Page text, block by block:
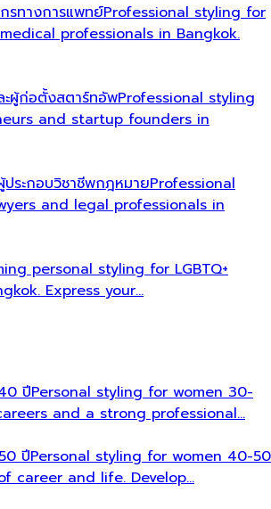
รทางการแพทย์Professional styling for
professionals in Bangkok.
ะผู้ก่อตั้งสตาร์ทอัพProfessional styling
and startup founders in
ประกอบวิชาชีพกฎหมายProfessional
and legal professionals in
personal styling for LGBTQ+
Express your…
ปีPersonal styling for women 30-
and a strong professional…
ปีPersonal styling for women 40-50
career and life. Develop…